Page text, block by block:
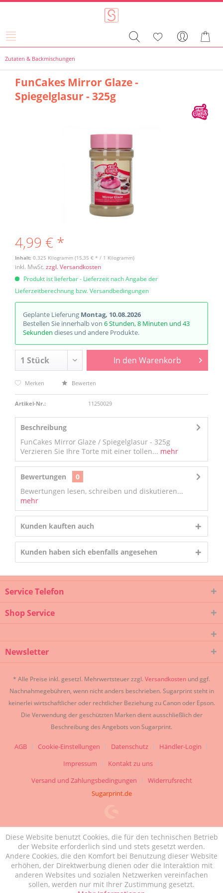
Zutaten & Backmischungen
FunCakes Mirror Glaze -
Spiegelglasur - 325g
4,99 € *
Inhalt: 0.325 Kilogramm (15,35 € * / 1 Kilogramm)
inkl. MwSt. zzgl. Versandkosten
Produkt ist lieferbar - Lieferzeit nach Angabe der
Lieferzeitberechnung bzw. Versandbedingungen
Geplante Lieferung Montag, 10.08.2026
Bestellen Sie innerhalb von 6 Stunden, 8 Minuten und 43
Sekunden dieses und andere Produkte.
In den Warenkorb
Merken Bewerten
Artikel-Nr.: 11250029
Beschreibung
FunCakes Mirror Glaze / Spiegelglasur - 325g
Verzieren Sie Ihre Torte mit einer tollen... mehr
Bewertungen
0
Bewertungen lesen, schreiben und diskutieren...
mehr
Kunden kauften auch
Kunden haben sich ebenfalls angesehen
Service Telefon
Shop Service
Newsletter
* Alle Preise inkl. gesetzl. Mehrwertsteuer zzgl. Versandkosten und ggf.
Nachnahmegebühren, wenn nicht anders beschrieben. Sugarprint steht in
keinerlei wirtschaftlicher oder rechtlicher Beziehung zu Canon oder Epson.
Die Verwendung der geschützten Marken dient ausschließlich der
Beschreibung des Angebots von Sugarprint.
AGB Cookie-Einstellungen Datenschutz
Händler-Login
Impressum
Kontakt zu uns
Versand und Zahlungsbedingungen
Widerrufsrecht
Sugarprint.de
Diese Website benutzt Cookies, die für den technischen Betrieb
der Website erforderlich sind und stets gesetzt werden.
Andere Cookies, die den Komfort bei Benutzung dieser Website
erhöhen, der Direktwerbung dienen oder die Interaktion mit
anderen Websites und sozialen Netzwerken vereinfachen
sollen, werden nur mit Ihrer Zustimmung gesetzt.